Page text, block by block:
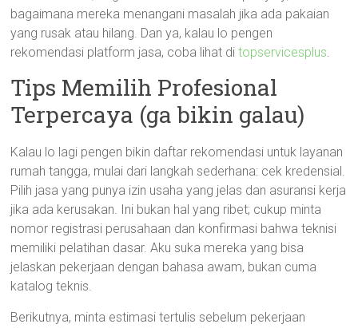
bagaimana mereka menangani masalah jika ada pakaian
yang rusak atau hilang. Dan ya, kalau lo pengen
rekomendasi platform jasa, coba lihat ditopservicesplus.
Tips Memilih Profesional
Terpercaya (ga bikin galau)
Kalau lo lagi pengen bikin daftar rekomendasi untuk layanan
rumah tangga, mulai dari langkah sederhana: cek kredensial.
Pilih jasa yang punya izin usaha yang jelas dan asuransi kerja
jika ada kerusakan. Ini bukan hal yang ribet; cukup minta
nomor registrasi perusahaan dan konfirmasi bahwa teknisi
memiliki pelatihan dasar. Aku suka mereka yang bisa
jelaskan pekerjaan dengan bahasa awam, bukan cuma
katalog teknis.
Berikutnya, minta estimasi tertulis sebelum pekerjaan